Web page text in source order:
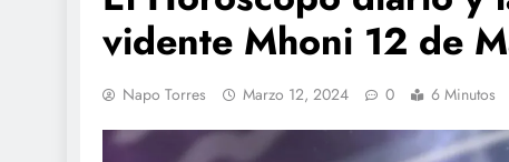
vidente Mhoni 12 de
Napo Torres Marzo 12, 2024 0 6 Minutos